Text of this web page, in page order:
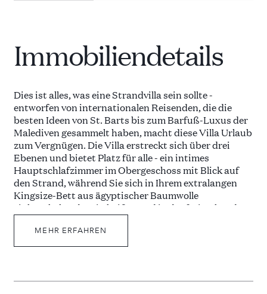
Immobiliendetails
Dies ist alles, was eine Strandvilla sein sollte -
entworfen von internationalen Reisenden, die die
besten Ideen von St. Barts bis zum Barfuß-Luxus der
Malediven gesammelt haben, macht diese Villa Urlaub
zum Vergnügen. Die Villa erstreckt sich über drei
Ebenen und bietet Platz für alle - ein intimes
Hauptschlafzimmer im Obergeschoss mit Blick auf
den Strand, während Sie sich in Ihrem extralangen
Kingsize-Bett aus ägyptischer Baumwolle
einkuscheln oder ein heißes Bad in der freistehenden
Badezimmern - eines davon mit einer Dampfdusche.
Eine offene Küche, eine Lounge mit großem
Medienraum und probieren Sie den Retro-
MEHR ERFAHREN